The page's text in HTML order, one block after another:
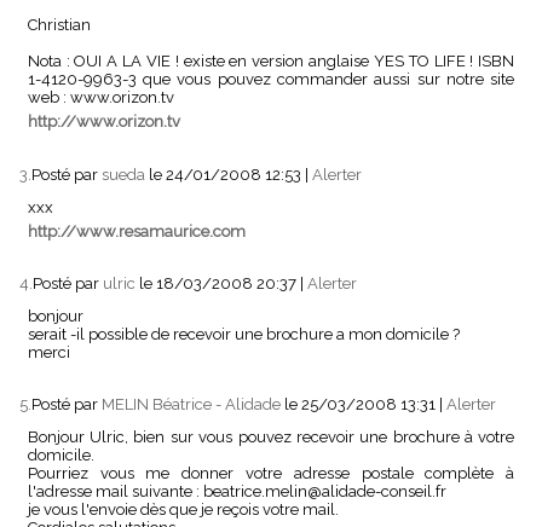
Christian
Nota : OUI A LA VIE ! existe en version anglaise YES TO LIFE ! ISBN
1-4120-9963-3 que vous pouvez commander aussi sur notre site
web : www.orizon.tv
http://www.orizon.tv
3. Posté par sueda le 24/01/2008 12:53
Alerter
xxx
http://www.resamaurice.com
4. Posté par ulric le 18/03/2008 20:37 Alerter
bonjour
serait -il possible de recevoir une brochure a mon domicile ?
merci
5.Posté par MELIN Béatrice - Alidade le 25/03/2008 13:31 Alerter
Bonjour Ulric, bien sur vous pouvez recevoir une brochure à votre
domicile.
Pourriez vous me donner votre adresse postale complète à
l'adresse mail suivante : beatrice.melin@alidade-conseil.fr
je vous l'envoie dès que je reçois votre mail.